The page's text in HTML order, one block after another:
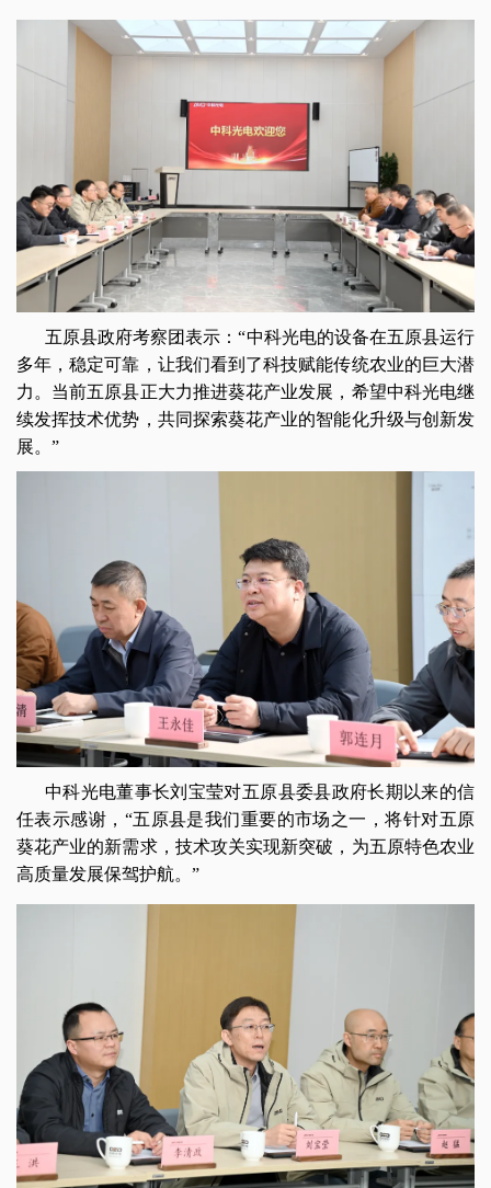
五原县政府考察团表示：“中科光电的设备在五原县运行
多年，稳定可靠，让我们看到了科技赋能传统农业的巨大潜
力。当前五原县正大力推进葵花产业发展，希望中科光电继
续发挥技术优势，共同探索葵花产业的智能化升级与创新发
展。”
中科光电董事长刘宝莹对五原县委县政府长期以来的信
任表示感谢，“五原县是我们重要的市场之一，将针对五原
葵花产业的新需求，技术攻关实现新突破，为五原特色农业
高质量发展保驾护航。”